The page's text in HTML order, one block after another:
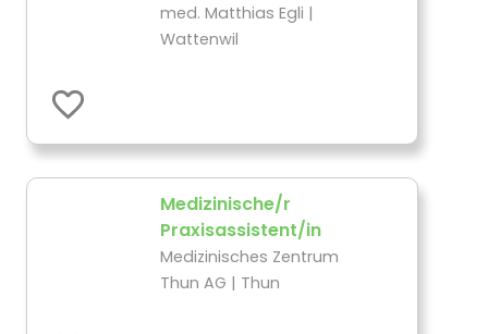
med. Matthias Egli |
Wattenwil
Medizinische/r
Praxisassistent/in
Medizinisches Zentrum
Thun AG | Thun